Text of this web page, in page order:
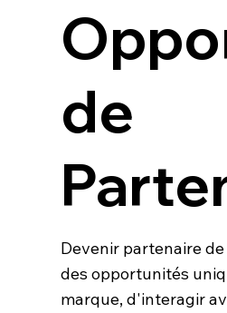
de
Devenir partenaire
des opportunités
marque, d'interagir